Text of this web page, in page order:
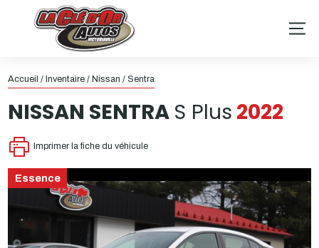
Accueil / Inventaire / Nissan / Sentra
NISSAN SENTRA S Plus 2022
Imprimer la fiche du véhicule
Essence